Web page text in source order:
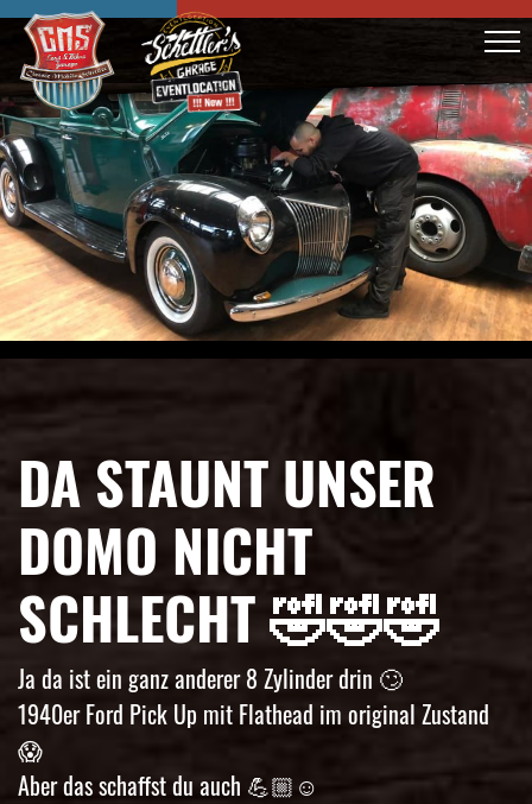
DA STAUNT UNSER
DOMO NICHT
SCHLECHT 🤣🤣🤣
Ja da ist ein ganz anderer 8 Zylinder drin 🙄
1940er Ford Pick Up mit Flathead im original Zustand
😱
Aber das schaffst du auch 💪🏼☺️